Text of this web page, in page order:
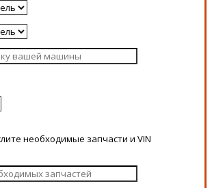
необходимые запчасти и VIN